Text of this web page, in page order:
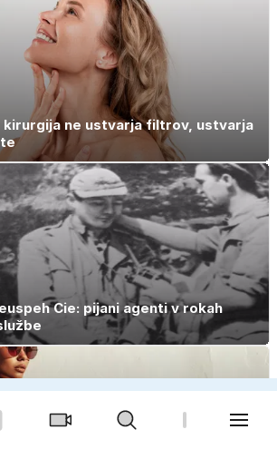
ne ustvarja filtrov, ustvarja
Cie: pijani agenti v rokah